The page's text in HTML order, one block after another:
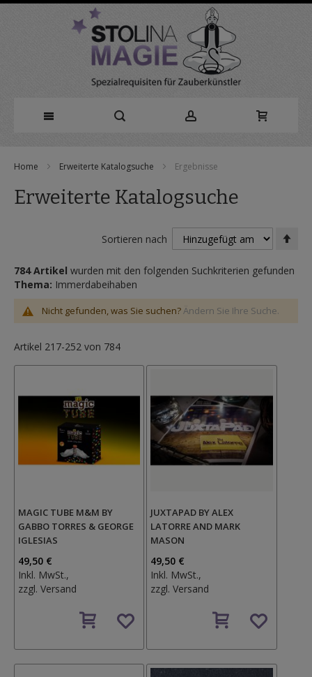
zum
Inhalt
Home Erweiterte Katalogsuche Ergebnisse
Erweiterte Katalogsuche
784 Artikel wurden mit den folgenden Suchkriterien gefunden
Thema: Immerdabeihaben
Nicht gefunden, was Sie suchen? Ändern Sie Ihre Suche.
Artikel 217-252 von 784
Sortieren nach
MAGIC TUBE M&M BY
GABBO TORRES & GEORGE
IGLESIAS
49,50 €
Inkl. MwSt.,
zzgl. Versand
den
JUXTAPAD BY ALEX
LATORRE AND MARK
MASON
49,50 €
Inkl. MwSt.,
zzgl.Versand
den